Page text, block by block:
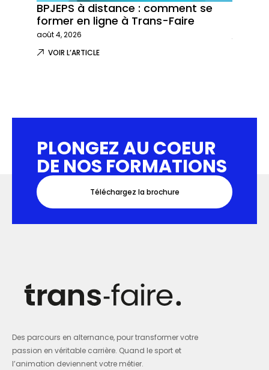
BPJEPS à distance : comment se
former en ligne à Trans-Faire
août 4, 2026
VOIR L’ARTICLE
PLONGEZ AU COEUR
DE NOS FORMATIONS
Téléchargez la brochure
Des parcours en alternance, pour transformer votre
passion en véritable carrière. Quand le sport et
l’animation deviennent votre métier.